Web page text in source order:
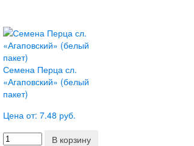
Семена Перца сл.
«Агаповский» (белый
пакет)
Цена от: 7.48 руб.
В корзину